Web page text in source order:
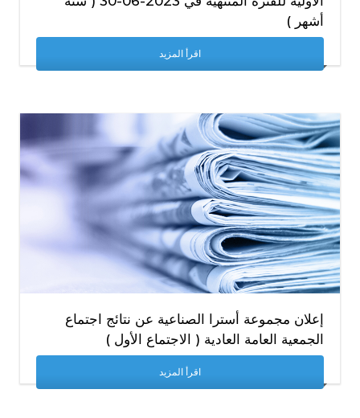
أشهر )
اقرأ المزيد
إعلان مجموعة أسترا الصناعية عن نتائج اجتماع
الجمعية العامة العادية ( الاجتماع الأول )
اقرأ المزيد